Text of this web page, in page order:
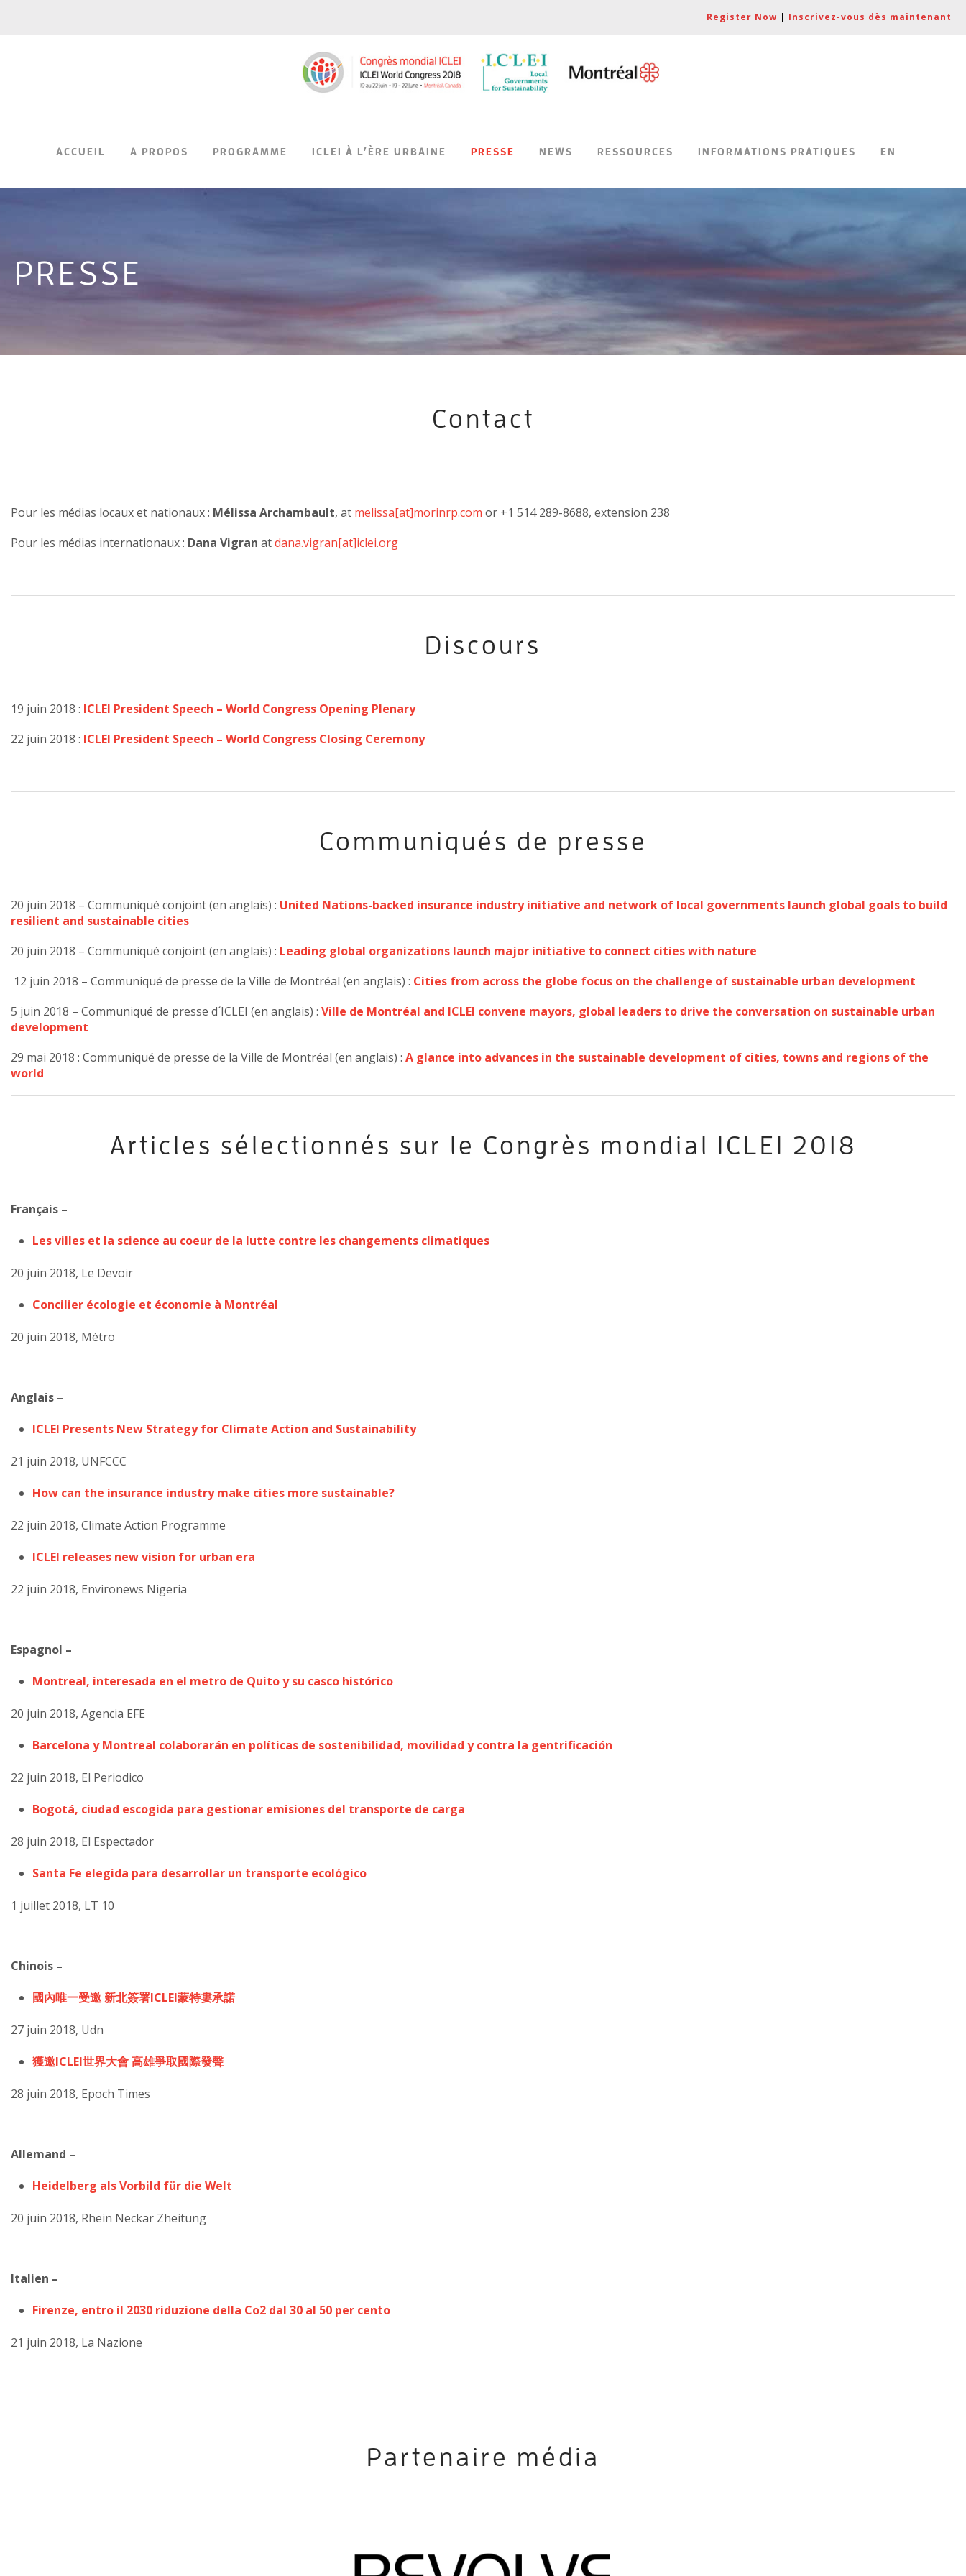
Register Now | Inscrivez-vous dès maintenant
ACCUEIL A PROPOS PROGRAMME ICLEI À L’ÈRE URBAINE PRESSE NEWS RESSOURCES INFORMATIONS PRATIQUES EN
PRESSE
Contact
Pour les médias locaux et nationaux : Mélissa Archambault, at melissa[at]morinrp.com or +1 514 289-8688, extension 238
Pour les médias internationaux : Dana Vigran atdana.vigran[at]iclei.org
Discours
19 juin 2018 : ICLEI President Speech – World Congress Opening Plenary
22 juin 2018 : ICLEI President Speech – World Congress Closing Ceremony
Communiqués de presse
20 juin 2018 – Communiqué conjoint (en anglais) : United Nations-backed insurance industry initiative and network of local governments launch global goals to build
resilient and sustainable cities
20 juin 2018 – Communiqué conjoint (en anglais) : Leading global organizations launch major initiative to connect cities with nature
12 juin 2018 – Communiqué de presse de la Ville de Montréal (en anglais) : Cities from across the globe focus on the challenge of sustainable urban development
5 juin 2018 – Communiqué de presse d´ICLEI (en anglais) : Ville de Montréal and ICLEI convene mayors, global leaders to drive the conversation on sustainable urban
development
29 mai 2018 : Communiqué de presse de la Ville de Montréal (en anglais) : A glance into advances in the sustainable development of cities, towns and regions of the
world
Articles sélectionnés sur le Congrès mondial ICLEI 2018
Français –
Les villes et la science au coeur de la lutte contre les changements climatiques
20 juin 2018, Le Devoir
Concilier écologie et économie à Montréal
20 juin 2018, Métro
Anglais –
ICLEI Presents New Strategy for Climate Action and Sustainability
21 juin 2018, UNFCCC
How can the insurance industry make cities more sustainable?
22 juin 2018, Climate Action Programme
ICLEI releases new vision for urban era
22 juin 2018, Environews Nigeria
Espagnol –
Montreal, interesada en el metro de Quito y su casco histórico
20 juin 2018, Agencia EFE
Barcelona y Montreal colaborarán en políticas de sostenibilidad, movilidad y contra la gentrificación
22 juin 2018, El Periodico
Bogotá, ciudad escogida para gestionar emisiones del transporte de carga
28 juin 2018, El Espectador
Santa Fe elegida para desarrollar un transporte ecológico
1 juillet 2018, LT 10
Chinois –
國內唯一受邀 新北簽署ICLEI蒙特婁承諾
27 juin 2018, Udn
獲邀ICLEI世界大會 高雄爭取國際發聲
28 juin 2018, Epoch Times
Allemand –
Heidelberg als Vorbild für die Welt
20 juin 2018, Rhein Neckar Zheitung
Italien –
Firenze, entro il 2030 riduzione della Co2 dal 30 al 50 per cento
21 juin 2018, La Nazione
Partenaire média